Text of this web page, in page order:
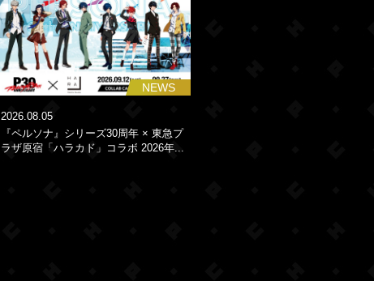
NEWS
2026.08.05
『ペルソナ』シリーズ30周年 × 東急プ
ラザ原宿「ハラカド」コラボ 2026年...